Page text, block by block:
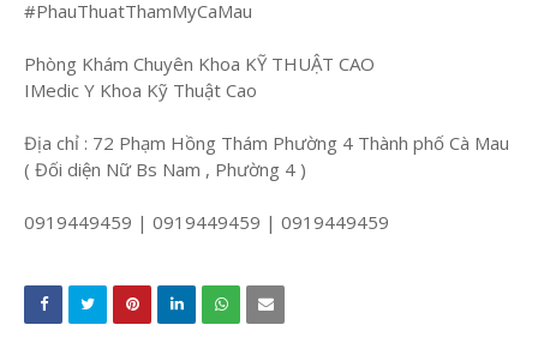
#PhauThuatThamMyCaMau
Phòng Khám Chuyên Khoa KỸ THUẬT CAO
IMedic Y Khoa Kỹ Thuật Cao
Địa chỉ : 72 Phạm Hồng Thám Phường 4 Thành phố Cà Mau
( Đối diện Nữ Bs Nam , Phường 4 )
0919449459 | 0919449459 | 0919449459